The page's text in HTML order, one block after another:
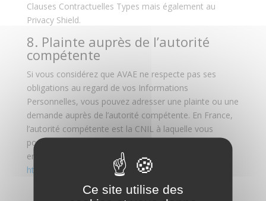
Clauses Contractuelles Types mais également au
Privacy Shield.
8. Plainte auprès de l’autorité
compétente
Si vous considérez que AVAE ne respecte pas ses
obligations au regard de vos Informations
Personnelles, vous pouvez adresser une plainte ou une
demande auprès de l’autorité compétente. En France,
l’autorité compétente est la CNIL à laquelle vous
pouvez adresser une demande par voie électronique
en cliquant sur le lien suivant :
https://www.cnil.fr/fr/plaintes/internet
Ce site utilise des